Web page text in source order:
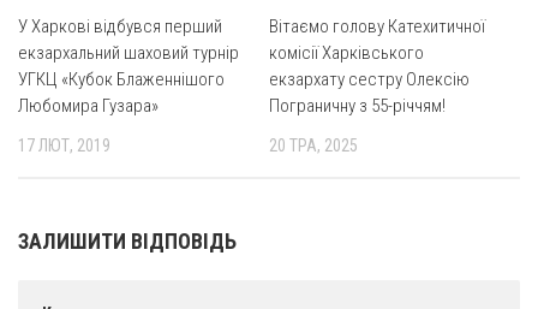
У Харкові відбувся перший
екзархальний шаховий турнір
УГКЦ «Кубок Блаженнішого
Любомира Гузара»
17 ЛЮТ, 2019
Вітаємо голову Катехитичної
комісії Харківського
екзархату сестру Олексію
Пограничну з 55-річчям!
20 ТРА, 2025
ЗАЛИШИТИ ВІДПОВІДЬ